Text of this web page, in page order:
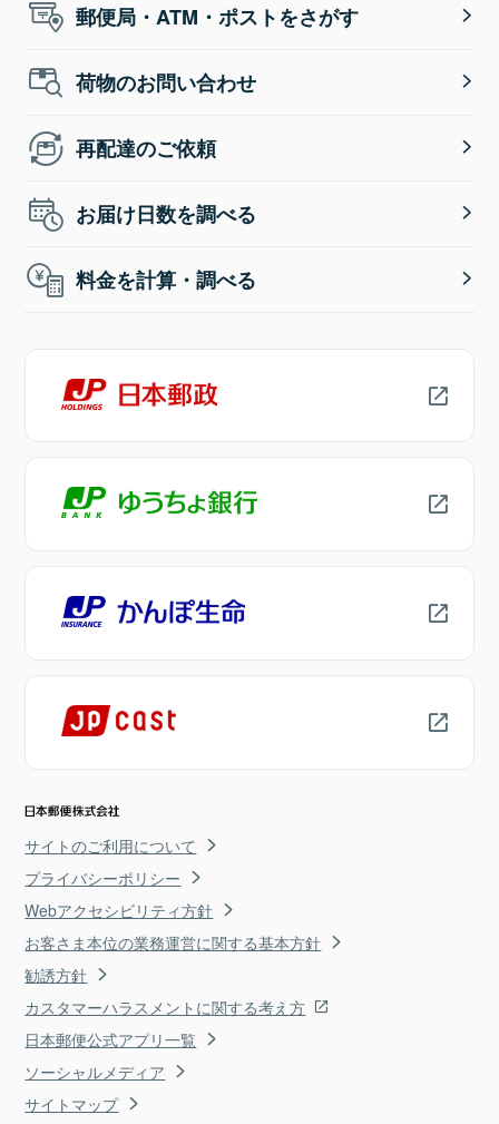
郵便局・ATM・ポストをさがす
荷物のお問い合わせ
再配達のご依頼
お届け日数を調べる
料金を計算・調べる
サイトのご利用について
プライバシーポリシー
Webアクセシビリティ方針
お客さま本位の業務運営に関する基本方針
勧誘方針
カスタマーハラスメントに関する考え方
日本郵便公式アプリ一覧
ソーシャルメディア
サイトマップ